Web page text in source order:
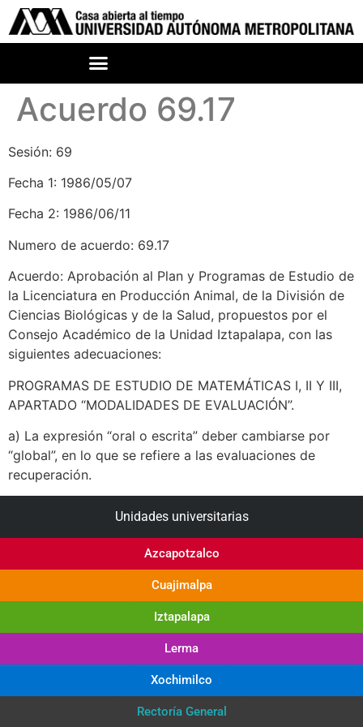
Acuerdo 69.17
Sesión: 69
Fecha 1: 1986/05/07
Fecha 2: 1986/06/11
Numero de acuerdo: 69.17
Acuerdo: Aprobación al Plan y Programas de Estudio de
la Licenciatura en Producción Animal, de la División de
Ciencias Biológicas y de la Salud, propuestos por el
Consejo Académico de la Unidad Iztapalapa, con las
siguientes adecuaciones:
PROGRAMAS DE ESTUDIO DE MATEMÁTICAS I, II Y III,
APARTADO “MODALIDADES DE EVALUACIÓN”.
a) La expresión “oral o escrita” deber cambiarse por
“global”, en lo que se refiere a las evaluaciones de
recuperación.
Unidades universitarias
Azcapotzalco
Cuajimalpa
Iztapalapa
Lerma
Xochimilco
Rectoría General